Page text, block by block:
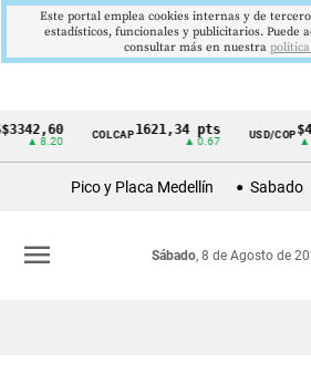
Cintillo
Colombia
COLCAP1621,34 pts USD/COP$4178
▲ 0.42
Pico y Placa Medellín Sabado
Sábado, 8 de Agosto de
menu
Este portal emplea cookies internas y de
estadísticos, funcionales y publicitarios. Puede
consultar más en nuestra